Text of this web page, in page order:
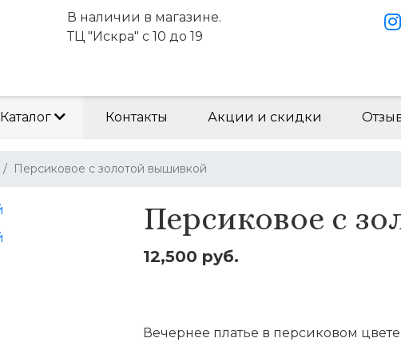
В наличии в магазине.
ТЦ "Искра" с 10 до 19
Каталог Контакты Акции и скидки
Персиковое с золотой вышивкой
Персиковое с
12,500 руб.
Вечернее платье в персиковом